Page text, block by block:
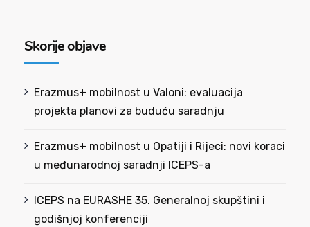
Skorije objave
Erazmus+ mobilnost u Valoni: evaluacija
projekta planovi za buduću saradnju
Erazmus+ mobilnost u Opatiji i Rijeci: novi koraci
u međunarodnoj saradnji ICEPS-a
ICEPS na EURASHE 35. Generalnoj skupštini i
godišnjoj konferenciji